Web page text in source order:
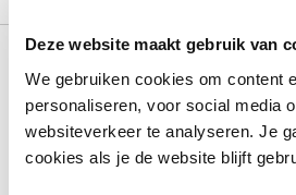
Deze website maakt gebruik van
We gebruiken cookies om content
personaliseren, voor social media
websiteverkeer te analyseren. Je
cookies als je de website blijft
Alternatieven
Vergelijk